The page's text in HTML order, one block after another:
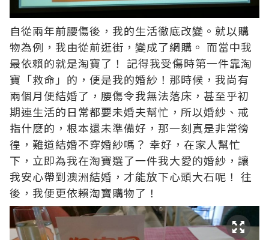
自從兩年前腰傷後，我的生活徹底改變。就以購
物為例，我由從前逛街，變成了網購。 而當中我
最依賴的就是淘寶了！ 記得我受傷時第一件靠淘
寶「救命」的，便是我的婚紗！那時候，我尚有
兩個月便結婚了，腰傷令我無法落床，甚至乎初
期連生活的日常都要未婚夫幫忙，所以婚紗、戒
指什麼的，根本還未準備好，那一刻真是非常徬
徨，難道結婚不穿婚紗嗎？ 幸好，在家人幫忙
下，立即為我在淘寶選了一件我大愛的婚紗，讓
我安心帶到澳洲結婚，才能放下心頭大石呢！ 往
後，我便更依賴淘寶購物了！